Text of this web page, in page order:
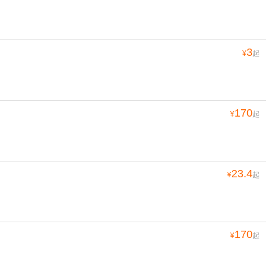
¥3起
¥170起
¥23.4起
¥170起